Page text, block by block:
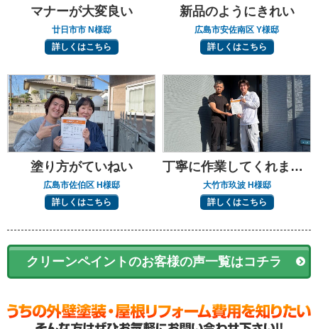
マナーが大変良い
廿日市市 N様邸
詳しくはこちら
新品のようにきれい
広島市安佐南区 Y様邸
詳しくはこちら
塗り方がていねい
広島市佐伯区 H様邸
詳しくはこちら
丁寧に作業してくれました
大竹市玖波 H様邸
詳しくはこちら
クリーンペイントのお客様の声一覧はコチラ